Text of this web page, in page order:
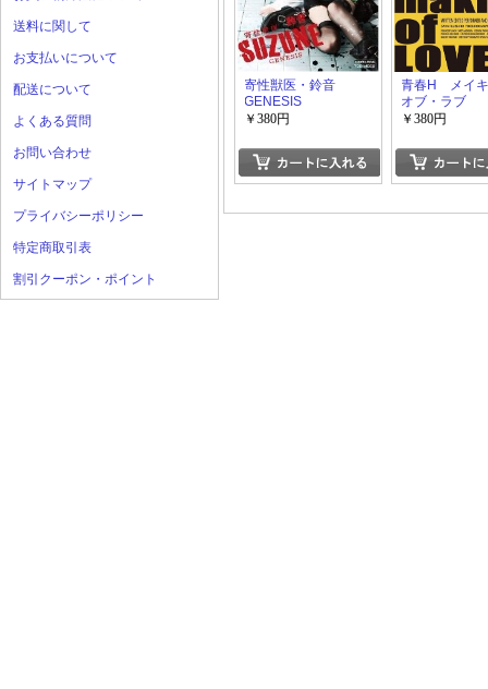
送料に関して
お支払いについて
配送について
よくある質問
お問い合わせ
サイトマップ
プライバシーポリシー
特定商取引表
割引クーポン・ポイント
寄性獣医・鈴音
GENESIS
￥380円
青春H メイ
オブ・ラブ
￥380円